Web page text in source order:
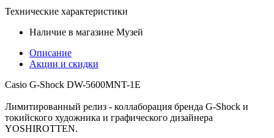
Технические характеристики
Наличие в магазине Музей
Описание
Акции и скидки
Casio G-Shock DW-5600MNT-1E
Лимитированный релиз - коллаборация бренда G-Shock и
токийского художника и графического дизайнера
YOSHIROTTEN.